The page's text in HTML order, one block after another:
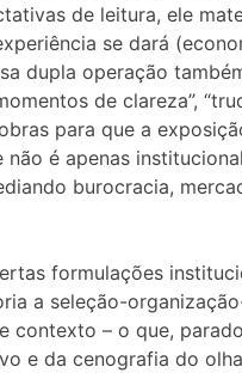
de leitura, ele
se dará
dupla operação
de clareza”,
para que a
não é apenas
burocracia,
formulações
a seleção-
contexto – o que,
e da cenografia do